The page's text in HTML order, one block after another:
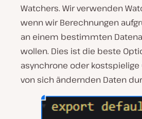
Watchers. Wir verwenden
wenn wir Berechnungen
an einem bestimmten
wollen. Dies ist die beste
asynchrone oder kostspielige
von sich ändernden Daten